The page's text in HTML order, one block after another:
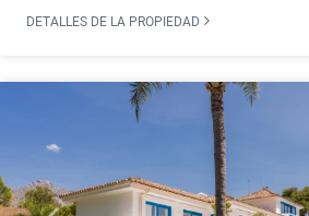
DETALLES DE LA PROPIEDAD